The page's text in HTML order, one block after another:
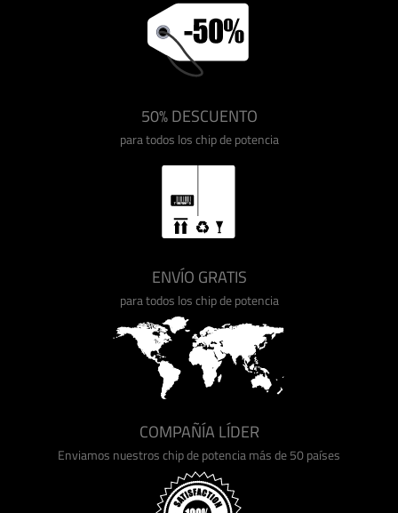
50% DESCUENTO
para todos los chip de potencia
ENVÍO GRATIS
para todos los chip de potencia
COMPAÑÍA LÍDER
Enviamos nuestros chip de potencia más de 50 países